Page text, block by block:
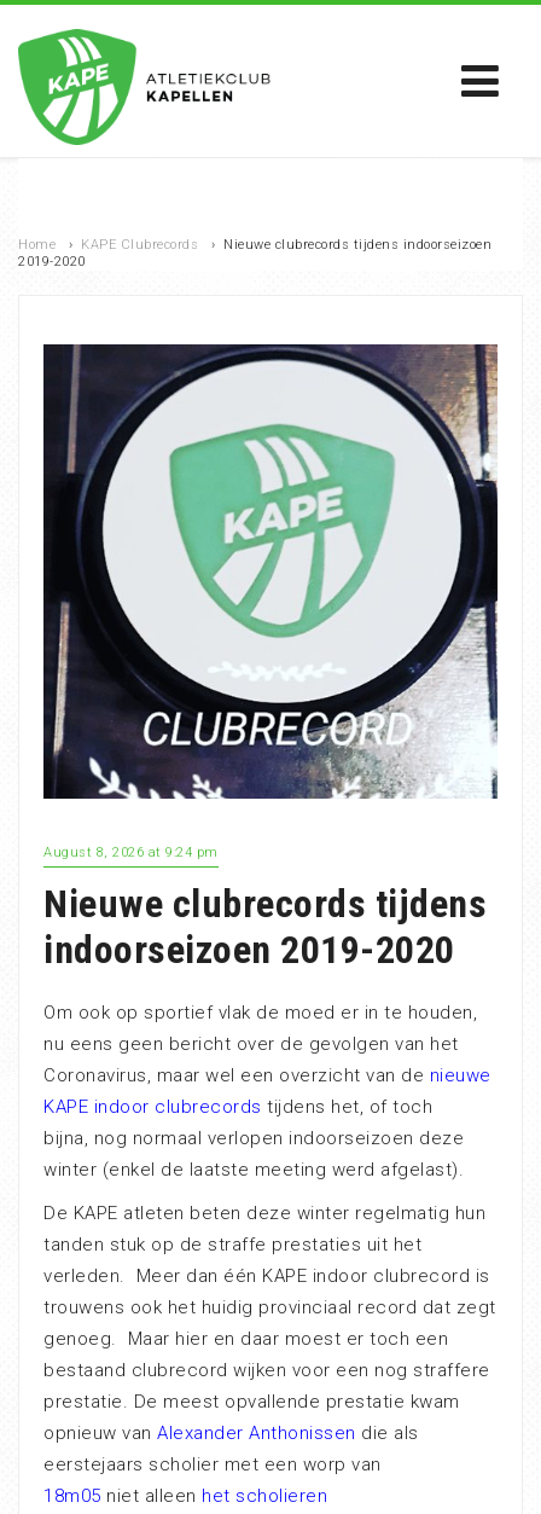
Home › KAPE Clubrecords › Nieuwe clubrecords tijdens indoorseizoen
2019-2020
August 8, 2026 at 9:24 pm
Nieuwe clubrecords tijdens
indoorseizoen 2019-2020
Om ook op sportief vlak de moed er in te houden,
nu eens geen bericht over de gevolgen van het
Coronavirus, maar wel een overzicht van de nieuwe
KAPE indoor clubrecords tijdens het, of toch
bijna, nog normaal verlopen indoorseizoen deze
winter (enkel de laatste meeting werd afgelast).
De KAPE atleten beten deze winter regelmatig hun
tanden stuk op de straffe prestaties uit het
verleden. Meer dan één KAPE indoor clubrecord is
trouwens ook het huidig provinciaal record dat zegt
genoeg. Maar hier en daar moest er toch een
bestaand clubrecord wijken voor een nog straffere
prestatie. De meest opvallende prestatie kwam
opnieuw van Alexander Anthonissen die als
eerstejaars scholier met een worp van
18m05 niet alleen het scholieren